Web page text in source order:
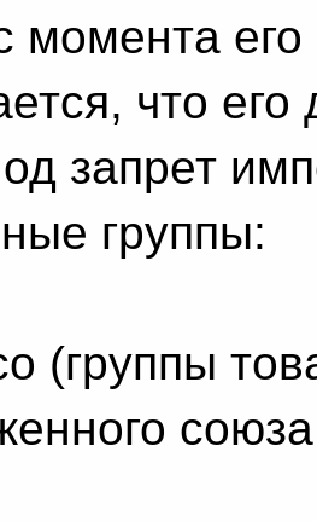
момента его
что его
запрет
группы:
(группы